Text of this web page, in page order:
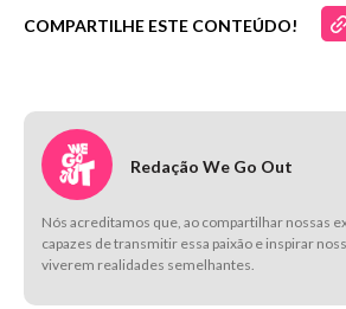
COMPARTILHE ESTE CONTEÚDO!
Redação We Go Out
Nós acreditamos que, ao compartilhar nossas
capazes de transmitir essa paixão e inspirar
viverem realidades semelhantes.